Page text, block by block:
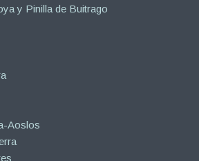
y Pinilla de Buitrago
Aoslos